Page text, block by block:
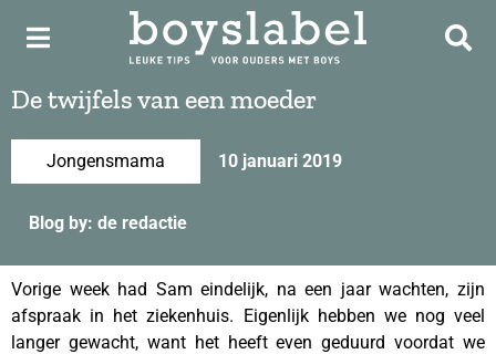
De twijfels van een moeder
Jongensmama 10 januari 2019
Blog by: de redactie
Vorige week had Sam eindelijk, na een jaar wachten, zijn
afspraak in het ziekenhuis. Eigenlijk hebben we nog veel
langer gewacht, want het heeft even geduurd voordat we